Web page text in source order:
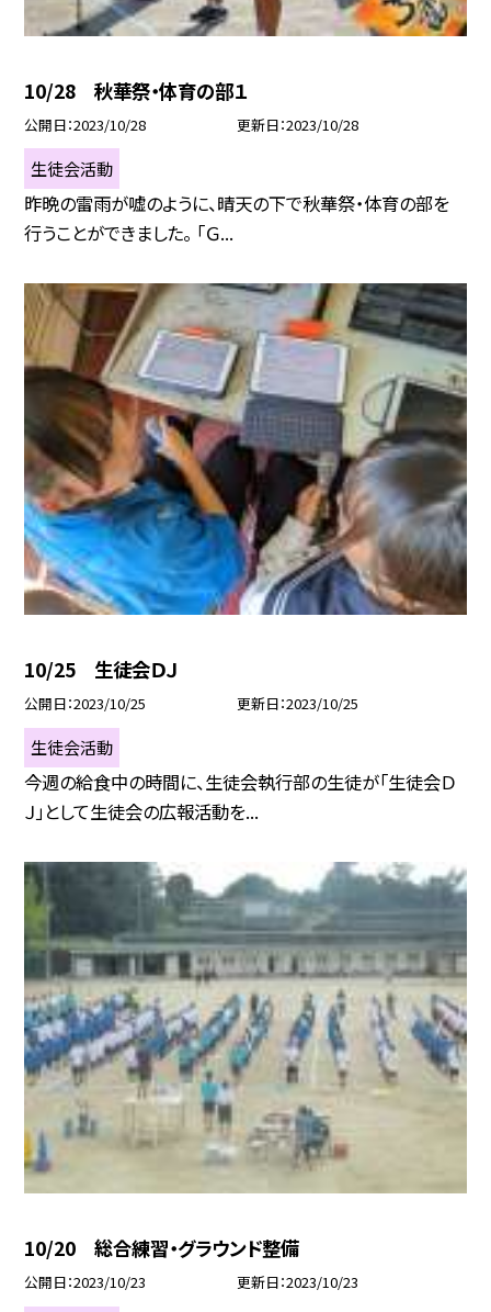
10/28 秋華祭・体育の部１
公開日 2023/10/28 更新日 2023/10/28
生徒会活動
昨晩の雷雨が嘘のように、晴天の下で秋華祭・体育の部を
行うことができました。 「Ｇ...
10/25 生徒会ＤＪ
公開日 2023/10/25 更新日 2023/10/25
生徒会活動
今週の給食中の時間に、生徒会執行部の生徒が「生徒会Ｄ
Ｊ」として生徒会の広報活動を...
10/20 総合練習・グラウンド整備
公開日 2023/10/23 更新日 2023/10/23